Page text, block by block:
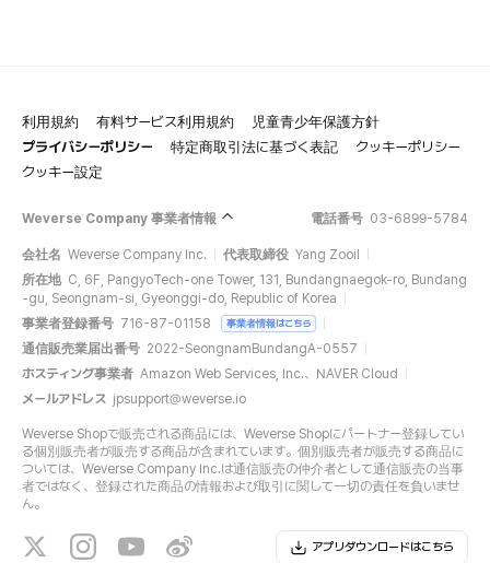
利用規約 有料サービス利用規約
児童青少年保護方針
プライバシーポリシー
特定商取引法に基づく表記
クッキーポリシー
クッキー設定
Weverse Company 事業者情報 電話番号 03-6899-5784
会社名 Weverse Company Inc. 代表取締役 Yang Zooil
所在地 C, 6F, PangyoTech-one Tower, 131, Bundangnaegok-ro, Bundang
-gu, Seongnam-si, Gyeonggi-do, Republic of Korea
事業者登録番号 716-87-01158 事業者情報はこちら
通信販売業届出番号 2022-SeongnamBundangA-0557
ホスティング事業者 Amazon Web Services, Inc.、NAVER Cloud
メールアドレス jpsupport@weverse.io
Weverse Shopで販売される商品には、Weverse Shopにパートナー登録してい
る個別販売者が販売する商品が含まれています。個別販売者が販売する商品に
ついては、Weverse Company Inc.は通信販売の仲介者として通信販売の当事
者ではなく、登録された商品の情報および取引に関して一切の責任を負いませ
ん。
アプリダウンロードはこちら